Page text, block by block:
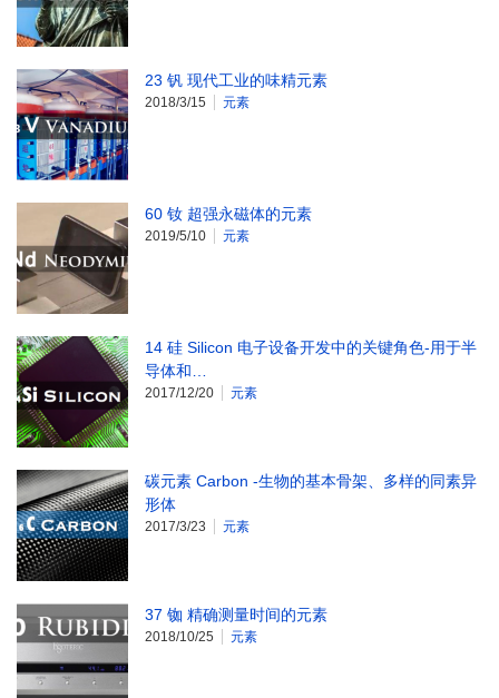
23 钒 现代工业的味精元素
2018/3/15 元素
60 钕 超强永磁体的元素
2019/5/10 元素
14 硅 Silicon 电子设备开发中的关键角色-用于半
导体和…
2017/12/20 元素
碳元素 Carbon -生物的基本骨架、多样的同素异
形体
2017/3/23 元素
37 铷 精确测量时间的元素
2018/10/25 元素